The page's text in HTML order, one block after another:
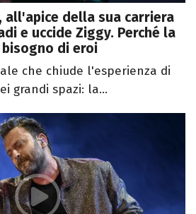
all'apice della sua carriera
e uccide Ziggy. Perché la
bisogno di eroi
che chiude l'esperienza di
grandi spazi: la...